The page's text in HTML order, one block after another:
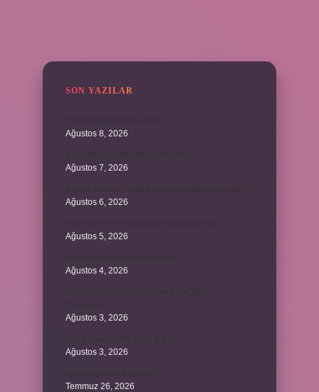
SON YAZILAR
Ağustos 8, 2026
Ağustos 7, 2026
Ağustos 6, 2026
Ağustos 5, 2026
Ağustos 4, 2026
Ağustos 3, 2026
Ağustos 3, 2026
Temmuz 26, 2026